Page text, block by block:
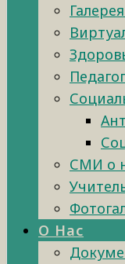
СМИ о
О Нас